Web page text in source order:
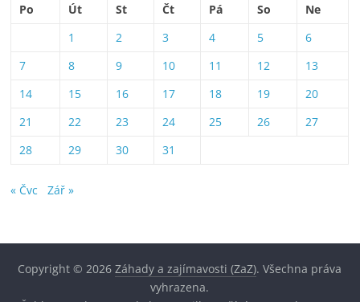
Po
Út St Čt Pá So
Ne
1
2 3 4 5
6
7
8 9 10 11 12
13
14
15 16 17 18 19
20
21
22 23 24 25 26
27
28
29 30 31
« Čvc Zář »
Copyright © 2026Záhady a zajímavosti (ZaZ). Všechna práva
vyhrazena.